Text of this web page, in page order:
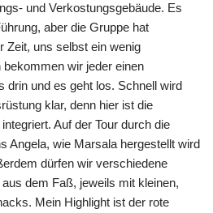
und Verkostungsgebäude. Es
aber die Gruppe hat
Zeit, uns selbst ein wenig
wir jeder einen
drin und es geht los. Schnell wird
klar, denn hier ist die
Auf der Tour durch die
Angela, wie Marsala hergestellt wird
dürfen wir verschiedene
dem Faß, jeweils mit kleinen,
Mein Highlight ist der rote